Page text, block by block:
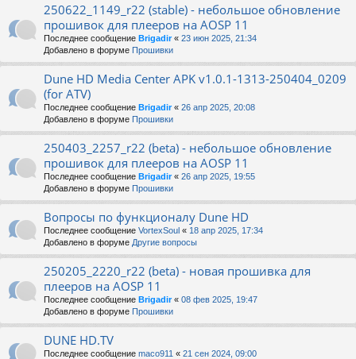
250622_1149_r22 (stable) - небольшое обновление
прошивок для плееров на AOSP 11
Последнее сообщение Brigadir« 23 июн 2025, 21:34
Добавлено в форуме Прошивки
Dune HD Media Center APK v1.0.1-1313-250404_0209
(for ATV)
Последнее сообщение Brigadir« 26 апр 2025, 20:08
Добавлено в форуме Прошивки
250403_2257_r22 (beta) - небольшое обновление
прошивок для плееров на AOSP 11
Последнее сообщение Brigadir« 26 апр 2025, 19:55
Добавлено в форуме Прошивки
Вопросы по функционалу Dune HD
Последнее сообщение VortexSoul « 18 апр 2025, 17:34
Добавлено в форуме Другие вопросы
250205_2220_r22 (beta) - новая прошивка для
плееров на AOSP 11
Последнее сообщение Brigadir« 08 фев 2025, 19:47
Добавлено в форуме Прошивки
DUNE HD.TV
Последнее сообщение maco911 « 21 сен 2024, 09:00